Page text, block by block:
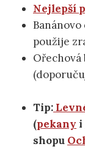
Nejlepší
použije
Ořechová
Tip:
(pekany i
shopu